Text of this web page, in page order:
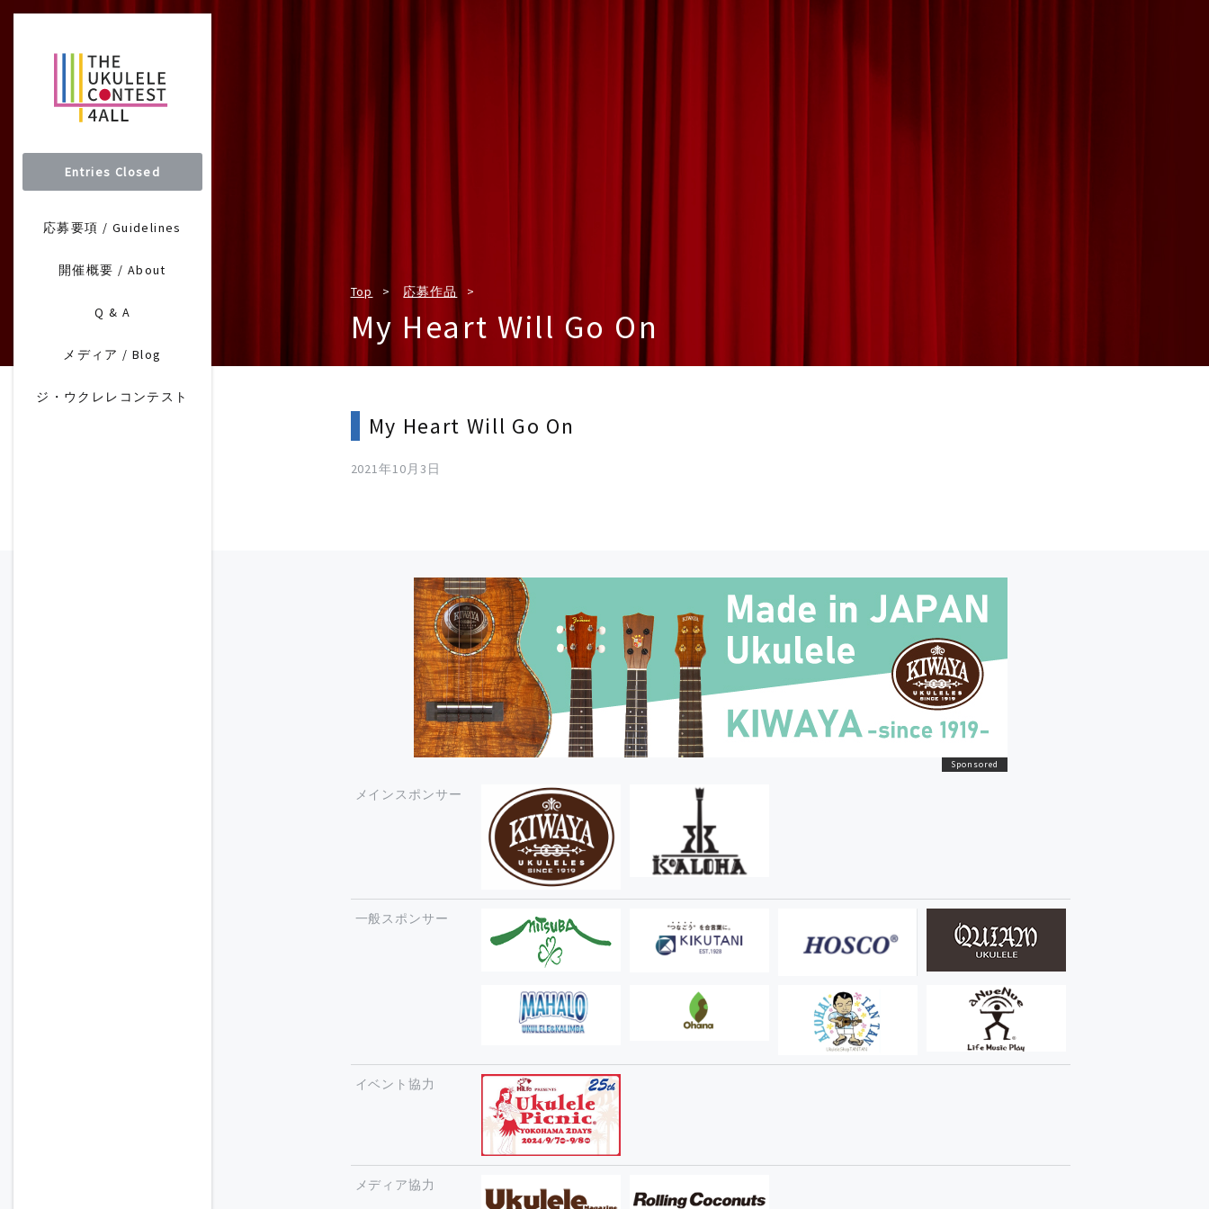
Entries Closed
応募要項 / Guidelines
開催概要 / About
Q & A
メディア / Blog
ジ・ウクレレコンテスト
Top 応募作品
My Heart Will Go On
My Heart Will Go On
2021年10月3日
メインスポンサー
一般スポンサー
イベント協力
メディア協力